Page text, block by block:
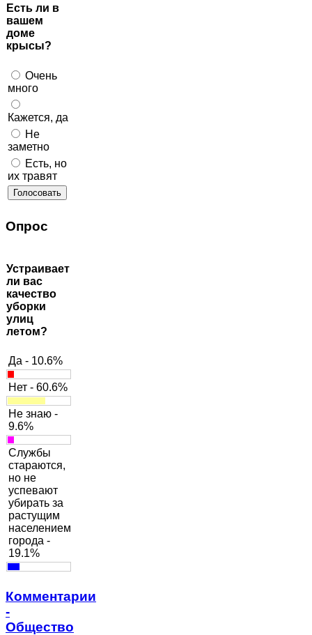
Есть ли в
вашем
доме
крысы?
Очень
много
Кажется, да
Не
заметно
Есть, но
их травят
Опрос
Устраивает
ли вас
качество
уборки
улиц
летом?
Да - 10.6%
Нет - 60.6%
Не знаю -
9.6%
Службы
стараются,
но не
успевают
убирать за
растущим
населением
города -
19.1%
Комментарии
-
Общество